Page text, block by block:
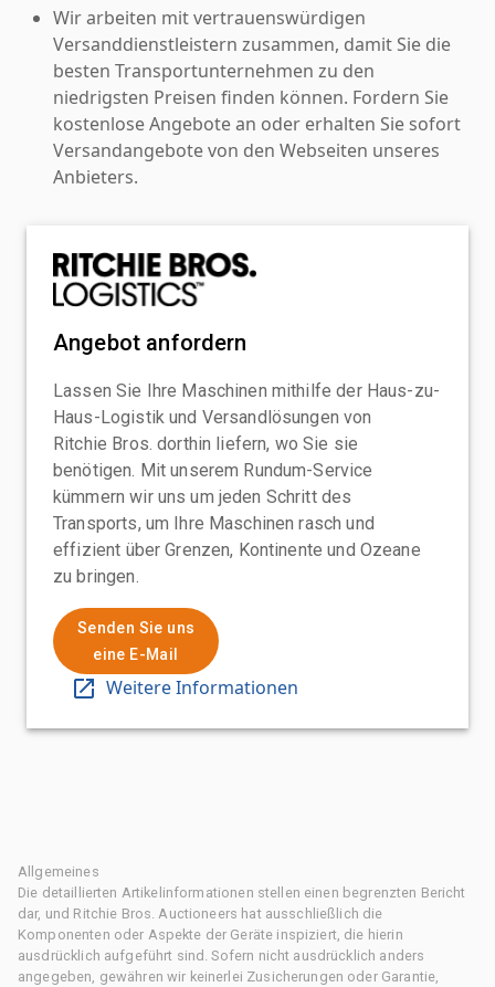
Wir arbeiten mit vertrauenswürdigen
Versanddienstleistern zusammen, damit Sie die
besten Transportunternehmen zu den
niedrigsten Preisen finden können. Fordern Sie
kostenlose Angebote an oder erhalten Sie sofort
Versandangebote von den Webseiten unseres
Anbieters.
Angebot anfordern
Lassen Sie Ihre Maschinen mithilfe der Haus-zu-
Haus-Logistik und Versandlösungen von
Ritchie Bros. dorthin liefern, wo Sie sie
benötigen. Mit unserem Rundum-Service
kümmern wir uns um jeden Schritt des
Transports, um Ihre Maschinen rasch und
effizient über Grenzen, Kontinente und Ozeane
zu bringen.
Senden Sie uns
eine E-Mail
Weitere Informationen
Allgemeines
Die detaillierten Artikelinformationen stellen einen begrenzten Bericht
dar, und Ritchie Bros. Auctioneers hat ausschließlich die
Komponenten oder Aspekte der Geräte inspiziert, die hierin
ausdrücklich aufgeführt sind. Sofern nicht ausdrücklich anders
angegeben, gewähren wir keinerlei Zusicherungen oder Garantie,